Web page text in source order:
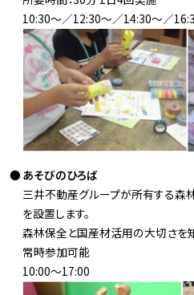
10:30～／12:30～／14:30～／
あそびのひろば
三井不動産グループが所有する森
を設置します。
森林保全と国産材活用の大切さを知
常時参加可能
10:00～17:00